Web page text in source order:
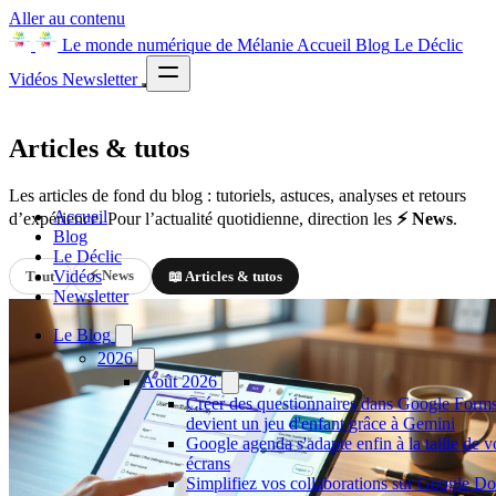
Aller au contenu
Le monde numérique de Mélanie Accueil Blog Le Déclic
Vidéos Newsletter
Accueil
Blog
Le Déclic
Vidéos
Newsletter
Le Blog
2026
Août 2026
Créer des questionnaires dans Google
devient un jeu d'enfant grâce à Gemini
Google agenda s'adapte enfin à la taille de
écrans
Simplifiez vos collaborations sur Google
Articles & tutos
Les articles de fond du blog : tutoriels, astuces, analyses et retours
d’expérience. Pour l’actualité quotidienne, direction les ⚡ News.
Tout ⚡ News 📖 Articles & tutos